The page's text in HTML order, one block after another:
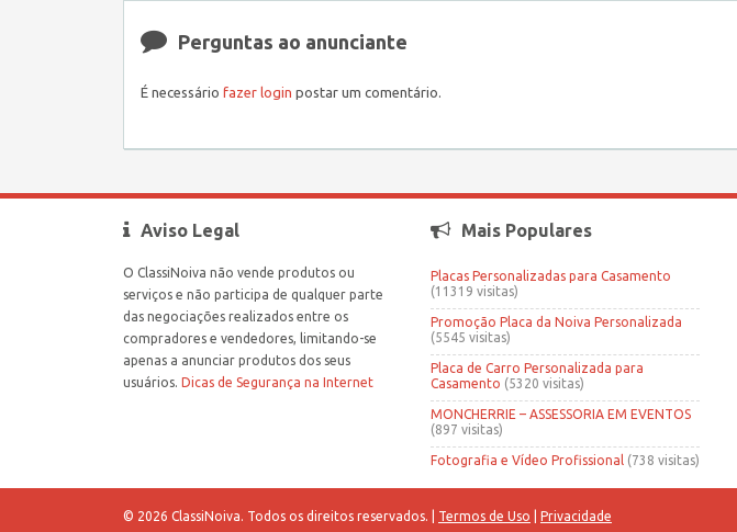
Perguntas ao anunciante
É necessário fazer login postar um comentário.
Aviso Legal
O ClassiNoiva não vende produtos ou
serviços e não participa de qualquer parte
das negociações realizados entre os
compradores e vendedores, limitando-se
apenas a anunciar produtos dos seus
usuários. Dicas de Segurança na Internet
Mais Populares
Placas Personalizadas para Casamento
(11319 visitas)
Promoção Placa da Noiva Personalizada
(5545 visitas)
Placa de Carro Personalizada para
Casamento (5320 visitas)
MONCHERRIE – ASSESSORIA EM EVENTOS
(897 visitas)
Fotografia e Vídeo Profissional (738 visitas)
© 2026 ClassiNoiva. Todos os direitos reservados. | Termos de Uso Privacidade